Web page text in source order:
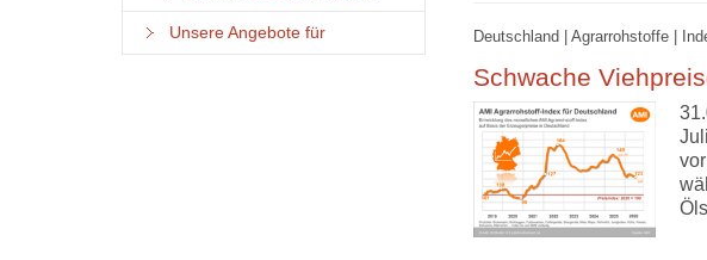
Unsere Angebote für Deutschland | Agrarrohstoffe |
Schwache